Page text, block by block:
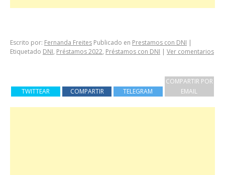
Escrito por: Fernanda Freites Publicado en Prestamos con DNI |
Etiquetado DNI, Préstamos 2022, Préstamos con DNI | Ver comentarios
TWITTEAR COMPARTIR TELEGRAM
COMPARTIR POR
EMAIL